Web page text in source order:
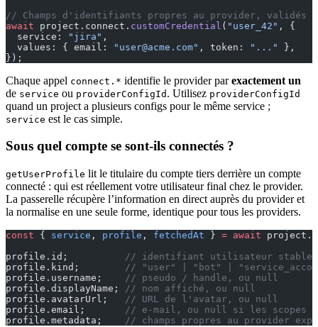
// Champs d'identifiants propres au provider,
await project.connect. customCredential ( "user_42" , {
  service:
"jira" ,
  values: { email:
"user@acme.com" , token: "..."
},
});
Chaque appel connect.* identifie le provider parexactement un
de service ou providerConfigId . Utilisez providerConfigId
quand un project a plusieurs configs pour le même service ;
service est le cas simple.
Sous quel compte se sont-ils connectés ?
getUserProfile lit le titulaire du compte tiers derrière un compte
connecté : qui est réellement votre utilisateur final chez le provider.
La passerelle récupère l’information en direct auprès du provider et
la normalise en une seule forme, identique pour tous les providers.
const { service , profile , fetchedAt } = await project.
profile.id;
// identifiant utilisateur stable
profile.kind;
// "user" | "bot" |
profile.username;
// pseudo / handle, ou null
profile.displayName;
// nom affiché, ou null
profile.avatarUrl;
// URL de l'avatar, ou null
profile.email;
// e-mail, ou null si les scopes
profile.metadata;
// champs propres au provider